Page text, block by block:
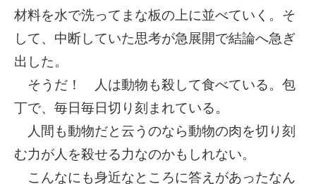
材料を水で洗ってまな板の上に並べていく。そ
して、中断していた思考が急展開で結論へ急ぎ
出した。
そうだ！ 人は動物も殺して食べている。包
丁で、毎日毎日切り刻まれている。
人間も動物だと云うのなら動物の肉を切り刻
む力が人を殺せる力なのかもしれない。
こんなにも身近なところに答えがあったなん